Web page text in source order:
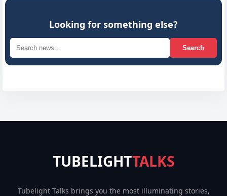
Looking for something else?
Search
TUBELIGHTTALKS
Tubelight Talks brings you the most illuminating stories,